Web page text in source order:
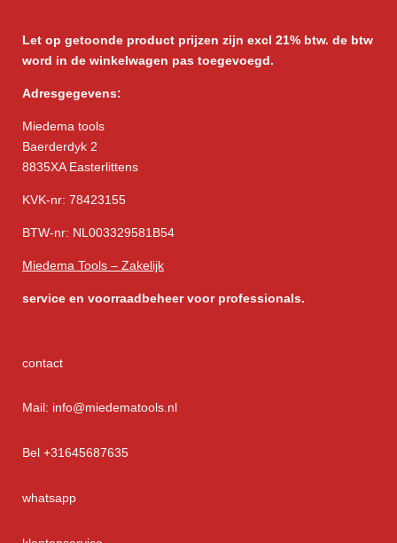
Let op getoonde product prijzen zijn excl 21% btw. de btw
word in de winkelwagen pas toegevoegd.
Adresgegevens:
Miedema tools
Baerderdyk 2
8835XA Easterlittens
KVK-nr: 78423155
BTW-nr: NL003329581B54
Miedema Tools – Zakelijk
service en voorraadbeheer voor professionals.
contact
Mail: info@miedematools.nl
Bel +31645687635
whatsapp